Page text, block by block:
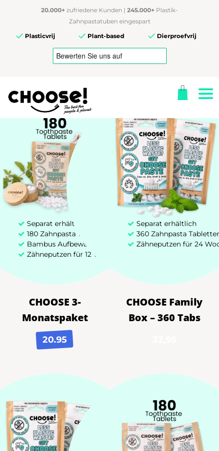
20.000+ zufriedene Kunden | 245.000+ Plastik-
Zahnpastatuben eingespart
Plasticvrij
Plant-based Dierproefvrij
JOIN THE
MOVEMENT
Separat erhältlich
180 Zahnpasta Tabletten
Bambus Aufbewahrungsbox
Zähneputzen für 12 Wochen
CHOOSE 3-
Monatspaket
20.95
Separat erhältlich
360 Zahnpasta
Zähneputzen für 24
CHOOSE Family
Box – 360 Tabs
1500000000
Zahnpastatuben werden jährlich
weltweit weggeworfen, wobei
durchschnittlich 5-20% Zahnpasta
zurückbleiben ...
65000
Benachteiligte Kinder in Kenia
halfen mit zahnärztlicher Hilfe!